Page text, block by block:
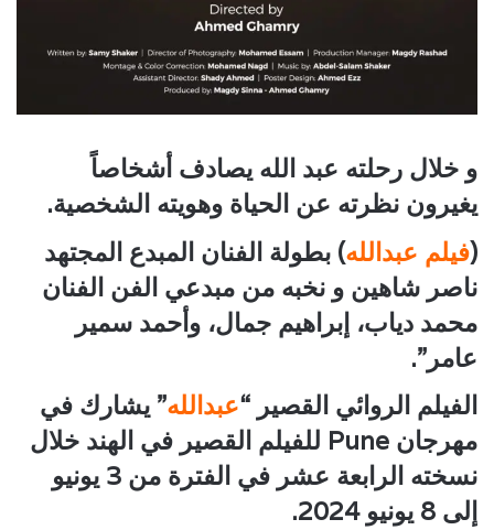
و خلال رحلته عبد الله يصادف أشخاصاً
يغيرون نظرته عن الحياة وهويته الشخصية.
(فيلم عبدالله) بطولة الفنان المبدع المجتهد
ناصر شاهين و نخبه من مبدعي الفن الفنان
محمد دياب، إبراهيم جمال، وأحمد سمير
عامر”.
الفيلم الروائي القصير “عبدالله” يشارك في
مهرجان Pune للفيلم القصير في الهند خلال
نسخته الرابعة عشر في الفترة من 3 يونيو
إلى 8 يونيو 2024.